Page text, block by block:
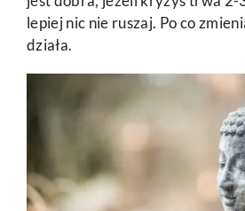
lepiej nic nie ruszaj. Po co
działa.